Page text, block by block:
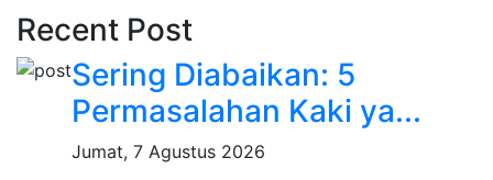
Recent Post
Sering Diabaikan: 5
Permasalahan Kaki ya...
Jumat, 7 Agustus 2026